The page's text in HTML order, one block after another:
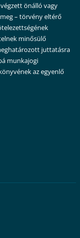
önálló vagy
– törvény eltérő
minősülő
juttatásra
munkajogi
az egyenlő